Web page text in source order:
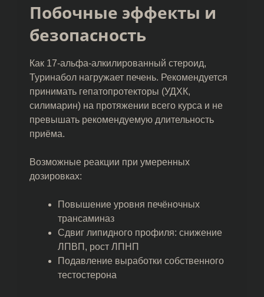
Побочные эффекты и
безопасность
Как 17-альфа-алкилированный стероид,
Туринабол нагружает печень. Рекомендуется
принимать гепатопротекторы (УДХК,
силимарин) на протяжении всего курса и не
превышать рекомендуемую длительность
приёма.
Возможные реакции при умеренных
дозировках:
Повышение уровня печёночных
трансаминаз
Сдвиг липидного профиля: снижение
ЛПВП, рост ЛПНП
Подавление выработки собственного
тестостерона